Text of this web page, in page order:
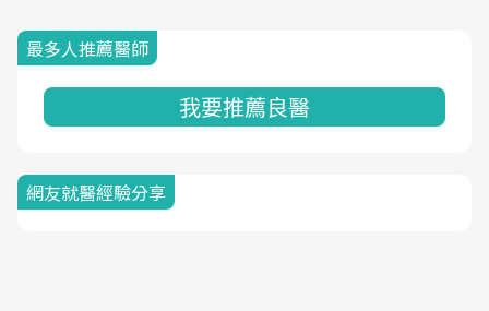
最多人推薦醫師
我要推薦良醫
網友就醫經驗分享